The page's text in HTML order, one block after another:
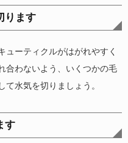
ります
ューティクルがはがれやすく
合わないよう、いくつかの毛
水気を切りましょう。
す